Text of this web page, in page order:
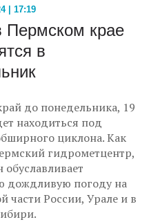
| 17:19
Пермском крае
в
до понедельника, 19
находиться под
циклона. Как
гидрометцентр,
обуславливает
дождливую погоду на
части России, Урале и в